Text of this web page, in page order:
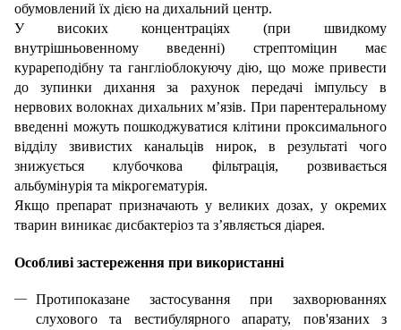
обумовлений їх дією на дихальний центр.
У високих концентраціях (при швидкому
внутрішньовенному введенні) стрептоміцин має
курареподібну та гангліоблокуючу дію, що може привести
до зупинки дихання за рахунок передачі імпульсу в
нервових волокнах дихальних м’язів. При парентеральному
введенні можуть пошкоджуватися клітини проксимального
відділу звивистих канальців нирок, в результаті чого
знижується клубочкова фільтрація, розвивається
альбумінурія та мікрогематурія.
Якщо препарат призначають у великих дозах, у окремих
тварин виникає дисбактеріоз та з’являється діарея.
Особливі застереження при використанні
Протипоказане застосування при захворюваннях
слухового та вестибулярного апарату, пов'язаних з